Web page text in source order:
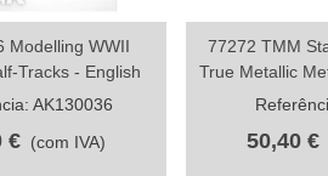
Modelling WWII
Tracks - English
AK130036
€ (com IVA)
77272 TMM
True Metallic
50,40 €